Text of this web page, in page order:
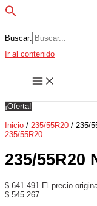
Buscar:
Ir al contenido
¡Oferta!
Inicio / 235/55R20 / 235/
235/55R20
235/55R20
$641.491 El precio
$ 545.267.